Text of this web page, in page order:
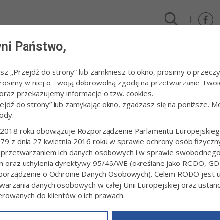
Ekstraligi
PUCHAR 2. EKSTRALIGI
Redakcja tarnow.pl
w Tarnowie-Mościcach gościł będzie dzisiaj uczestników
na żużlu. Zawody rozpoczną się o godz. 17.
Państwo,
„Przejdź do strony” lub zamkniesz to okno, prosimy o
w niej o Twoją dobrowolną zgodę na przetwarzanie
przekazujemy informacje o tzw. cookies.
do strony” lub zamykając okno, zgadzasz się na poniższe.
roku obowiązuje Rozporządzenie Parlamentu
z dnia 27 kwietnia 2016 roku w sprawie ochrony osób
ich danych osobowych i w sprawie
oraz uchylenia dyrektywy 95/46/WE (określane jako RODO,
o Ochronie Danych Osobowych). Celem RODO jest
danych osobowych w całej Unii Europejskiej oraz
do klientów o ich prawach.
powyższym, w zakładceRODOna stroniehttps://